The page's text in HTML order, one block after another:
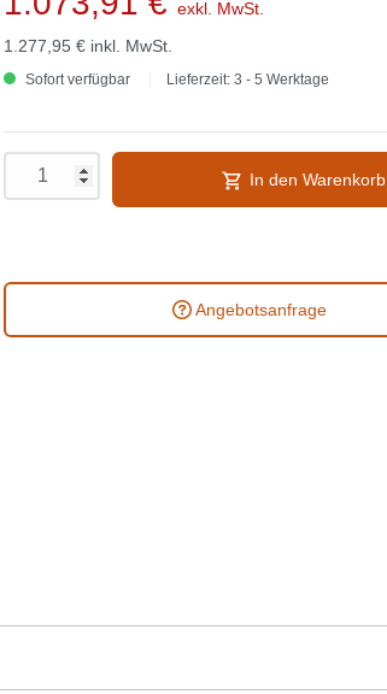
exkl. MwSt.
1.277,95 € inkl. MwSt.
Sofort verfügbar Lieferzeit: 3 - 5 Werktage
In den Warenkorb
Angebotsanfrage